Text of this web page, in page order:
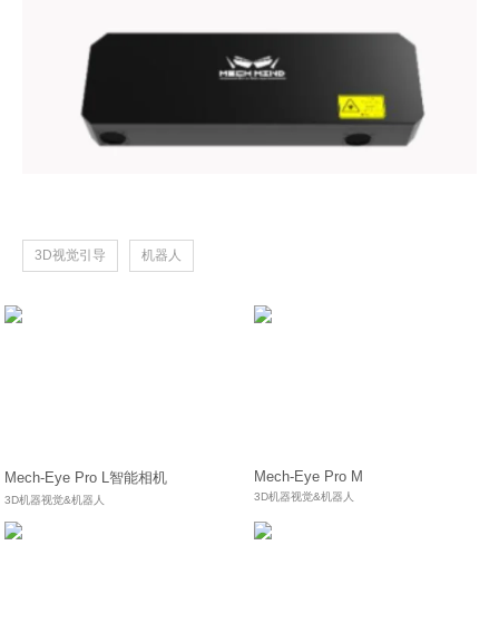
3D视觉引导 机器人
Mech-Eye Pro L智能相机
3D机器视觉&机器人
Mech-Eye Pro M
3D机器视觉&机器人
RFID射频识别